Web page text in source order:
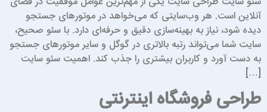
آنلاین است. هر وب‌سایتی که می‌خواهد در موتورهای جستجو
دیده شود، نیاز به بهینه‌سازی دقیق و حرفه‌ای دارد. با سئو صحیح،
سایت شما می‌تواند رتبه بالاتری در گوگل و سایر موتورهای جستجو
به دست آورد و کاربران بیشتری را جذب کند. اهمیت سئو سایت
[…]
طراحی فروشگاه اینترنتی